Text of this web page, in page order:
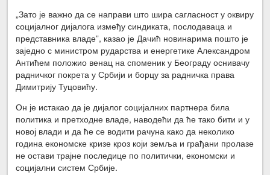
„Зато је важно да се направи што шира сагласност у оквиру
социјалног дијалога између синдиката, послодаваца и
представника владе”, казао је Дачић новинарима пошто је
заједно с министром рударства и енергетике Александром
Антићем положио венац на споменик у Београду оснивачу
радничког покрета у Србији и борцу за радничка права
Димитрију Туцовићу.
Он је истакао да је дијалог социјалних партнера била
политика и претходне владе, наводећи да ће тако бити и у
новој влади и да ће се водити рачуна како да неколико
година економске кризе кроз који земља и грађани пролазе
не остави трајне последице по политички, економски и
социјални систем Србије.